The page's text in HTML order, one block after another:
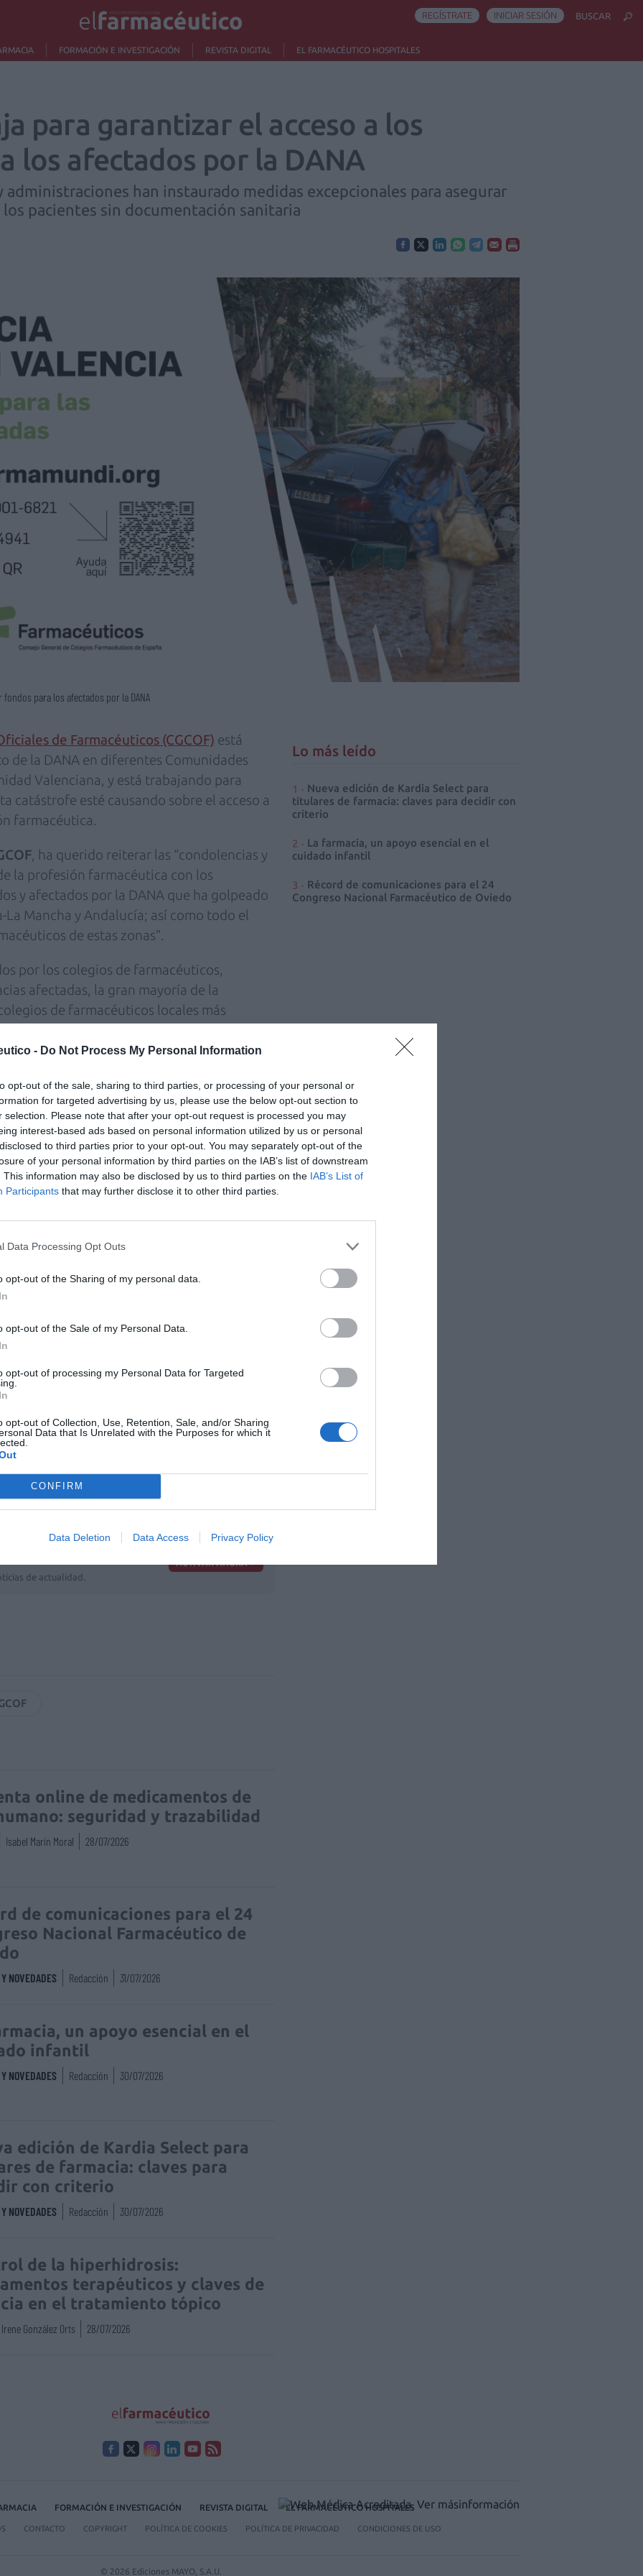
- Do Not Process My Personal Information
opt-out of the sale, sharing to third parties, or processing of your personal or
for targeted advertising by us, please use the below opt-out section to
selection. Please note that after your opt-out request is processed you may
interest-based ads based on personal information utilized by us or personal
to third parties prior to your opt-out. You may separately opt-out of the
of your personal information by third parties on the IAB’s list of downstream
This information may also be disclosed by us to third parties on the IAB’s List of
Participants that may further disclose it to other third parties.
Data Processing Opt Outs
opt-out of the Sharing of my personal data.
opt-out of the Sale of my Personal Data.
opt-out of processing my Personal Data for Targeted
opt-out of Collection, Use, Retention, Sale, and/or Sharing
Data that Is Unrelated with the Purposes for which it
CONFIRM
Data Deletion Data Access Privacy Policy
FORMACIÓN E INVESTIGACIÓN REVISTA DIGITAL EL FARMACÉUTICO HOSPITALES
REGÍSTRATE INICIAR SESIÓN BUSCAR
para garantizar el acceso a los
los afectados por la DANA
administraciones han instaurado medidas excepcionales para asegurar
pacientes sin documentación sanitaria
para los afectados por la DANA
de Farmacéuticos (CGCOF) está
de la DANA en diferentes Comunidades
Valenciana, y está trabajando para
catástrofe esté causando sobre el acceso a
farmacéutica.
, ha querido reiterar las “condolencias y
la profesión farmacéutica con los
y afectados por la DANA que ha golpeado
Mancha y Andalucía; así como todo el
de estas zonas”.
por los colegios de farmacéuticos,
afectadas, la gran mayoría de la
de farmacéuticos locales más
excepcionales junto a la Administración
en estas zonas.
de 81 farmacias no están disponibles en
– Colegios, Consejos Autonómicos y
y colaborando con las distintas
para garantizar el acceso a los
Así, en la Comunidad Valenciana se
como la posibilidad de que
documentación, puedan recoger
de farmacia con el número de DNI. En el
MUFACE, MUGEJU e ISFAS – el Consejo
una solución que facilite la
más de dos millones de beneficiarios.
de Farmacéuticos se ha sumado a la
recaudación de fondos de ayuda para los
las donaciones.
0128-7632-7901-0001-6821
de actualidad.
ACTIVAR AHORA
online de medicamentos de
seguridad y trazabilidad
Isabel Marín Moral 28/07/2026
de comunicaciones para el 24
Nacional Farmacéutico de
NOVEDADES Redacción 31/07/2026
un apoyo esencial en el
infantil
NOVEDADES Redacción 30/07/2026
edición de Kardia Select para
de farmacia: claves para
con criterio
NOVEDADES Redacción 30/07/2026
de la hiperhidrosis:
terapéuticos y claves de
en el tratamiento tópico
Irene González Orts 28/07/2026
Lo más leído
Nueva edición de Kardia Select para
titulares de farmacia: claves para decidir con
criterio
La farmacia, un apoyo esencial en el
cuidado infantil
Récord de comunicaciones para el 24
Congreso Nacional Farmacéutico de Oviedo
FORMACIÓN E INVESTIGACIÓN REVISTA DIGITAL EL FARMACÉUTICO HOSPITALES
CONTACTO COPYRIGHT POLÍTICA DE COOKIES POLÍTICA DE PRIVACIDAD CONDICIONES DE USO
© 2026 Ediciones MAYO, S.A.U.